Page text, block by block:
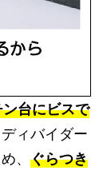
台にビスで
ィバイダー
、 ぐらつき